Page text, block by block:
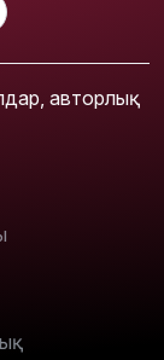
авторлық